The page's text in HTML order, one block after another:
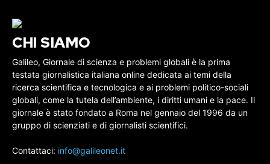
CHI SIAMO
Galileo, Giornale di scienza e problemi globali è la prima
testata giornalistica italiana online dedicata ai temi della
ricerca scientifica e tecnologica e ai problemi politico-sociali
globali, come la tutela dell’ambiente, i diritti umani e la pace. Il
giornale è stato fondato a Roma nel gennaio del 1996 da un
gruppo di scienziati e di giornalisti scientifici.
Contattaci: info@galileonet.it